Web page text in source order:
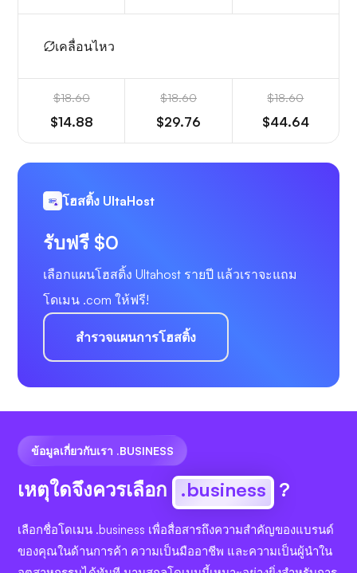
เคลื่อนไหว
$18.60
$14.88
$18.60
$29.76
$18.60
$44.64
โฮสติ้ง UltaHost
รับฟรี $0
เลือกแผนโฮสติ้ง Ultahost รายปี แล้วเราจะแถม
โดเมน .com ให้ฟรี!
สำรวจแผนการโฮสติ้ง
ข้อมูลเกี่ยวกับเรา .BUSINESS
เหตุใดจึงควรเลือก .business ?
เลือกชื่อโดเมน .business เพื่อสื่อสารถึงความสำคัญของแบรนด์
ของคุณในด้านการค้า ความเป็นมืออาชีพ และความเป็นผู้นำใน